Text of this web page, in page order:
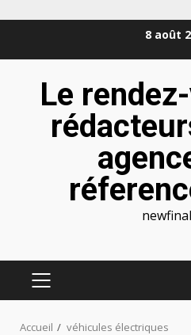
8 août
Le
MENU
Accueil véhicules électriques